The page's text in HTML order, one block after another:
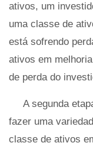
ativos, um
uma classe de
está sofrendo
ativos em
de perda do
A segunda
fazer uma
classe de ativos